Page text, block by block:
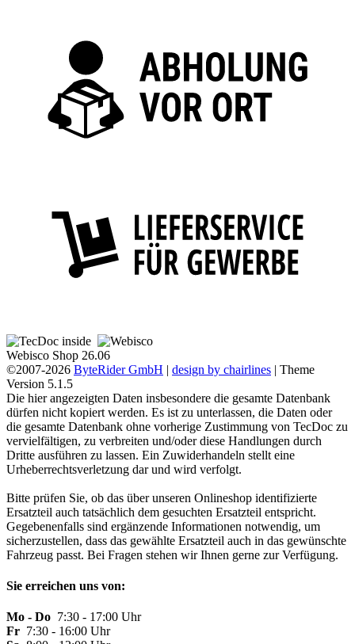
Webisco Shop 26.06
©2007-2026 ByteRider GmbH | design by chairlines | Theme
Version 5.1.5
Die hier angezeigten Daten insbesondere die gesamte Datenbank
dürfen nicht kopiert werden. Es ist zu unterlassen, die Daten oder
die gesamte Datenbank ohne vorherige Zustimmung von TecDoc zu
vervielfältigen, zu verbreiten und/oder diese Handlungen durch
Dritte ausführen zu lassen. Ein Zuwiderhandeln stellt eine
Urheberrechtsverletzung dar und wird verfolgt.
Bitte prüfen Sie, ob das über unseren Onlineshop identifizierte
Ersatzteil auch tatsächlich dem gesuchten Ersatzteil entspricht.
Gegebenenfalls sind ergänzende Informationen notwendig, um
sicherzustellen, dass das gewählte Ersatzteil auch in das gewünschte
Fahrzeug passt. Bei Fragen stehen wir Ihnen gerne zur Verfügung.
Sie erreichen uns von:
Mo - Do 7:30 - 17:00 Uhr
Fr 7:30 - 16:00 Uhr